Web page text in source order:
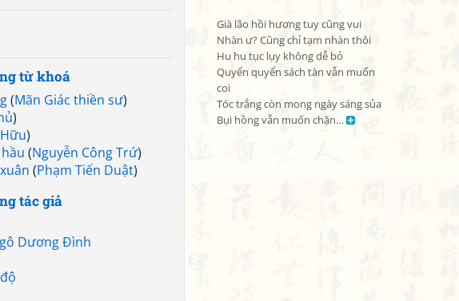
Già lão hồi hương tuy cũng vui
Nhàn ư? Cũng chỉ tạm nhàn thôi
Hu hu tục lụy không dễ bỏ
Quyển quyển sách tàn vẫn muốn
coi
Tóc trắng còn mong ngày sáng sủa
Bụi hồng vẫn muốn chặn…
từ khoá
(Mãn Giác thiền sư)
)
)
(Nguyễn Công Trứ)
(Phạm Tiến Duật)
tác giả
Dương Đình